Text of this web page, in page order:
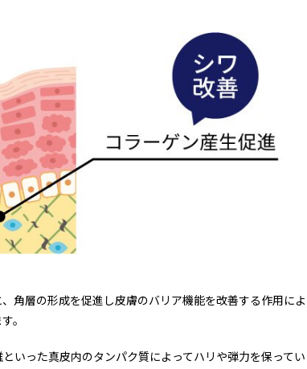
角層の形成を促進し皮膚のバリア機能を改善する作用によ
。
いった真皮内のタンパク質によってハリや弾力を保ってい